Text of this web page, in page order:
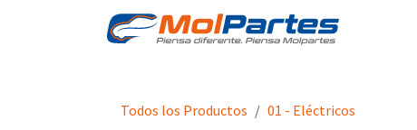
Todos los Productos 01 - Eléctricos